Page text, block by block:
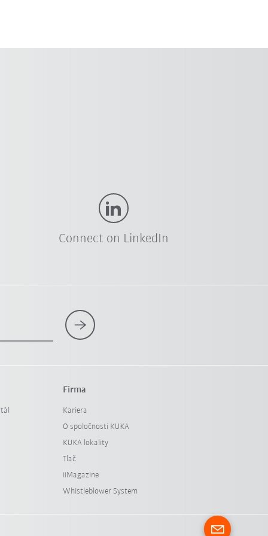
Connect on LinkedIn
Firma
Kariera
O spoločnosti KUKA
KUKA lokality
Tlač
iiMagazine
Whistleblower System